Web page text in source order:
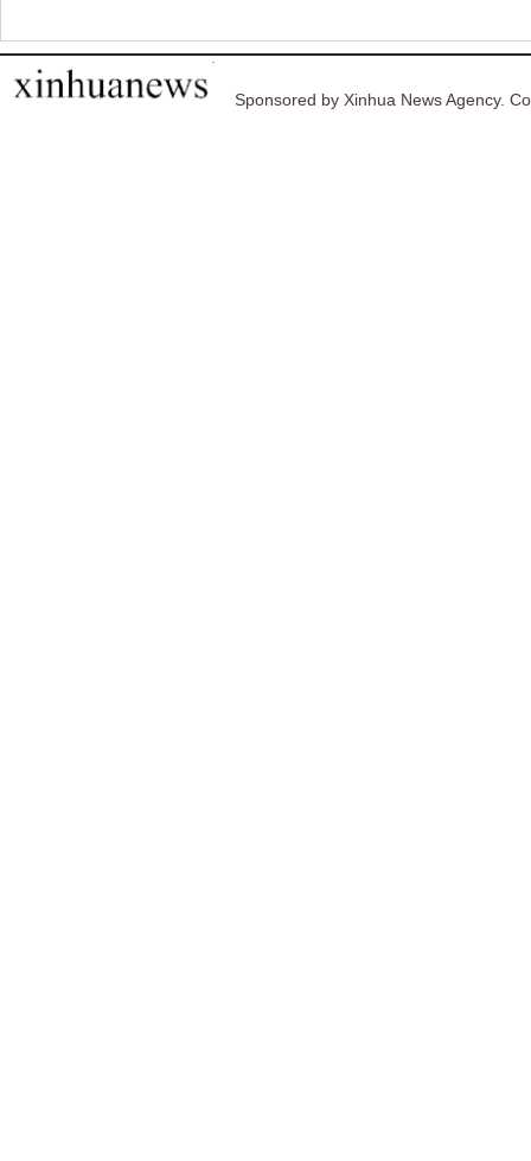
Sponsored by Xinhua News Agency.